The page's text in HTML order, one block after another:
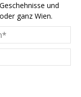
und
ganz Wien.